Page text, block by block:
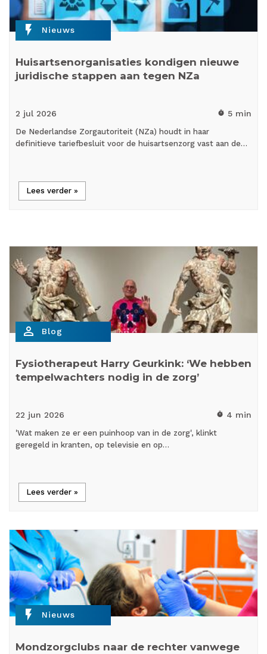
flash_on Nieuws
Huisartsenorganisaties kondigen nieuwe
juridische stappen aan tegen NZa
2 jul 2026 timer 5 min
De Nederlandse Zorgautoriteit (NZa) houdt in haar
definitieve tariefbesluit voor de huisartsenzorg vast aan de…
Lees verder »
person_outline Blog
Fysiotherapeut Harry Geurkink: ‘We hebben
tempelwachters nodig in de zorg’
22 jun 2026 timer 4 min
'Wat maken ze er een puinhoop van in de zorg', klinkt
geregeld in kranten, op televisie en op…
Lees verder »
flash_on Nieuws
Mondzorgclubs naar de rechter vanwege